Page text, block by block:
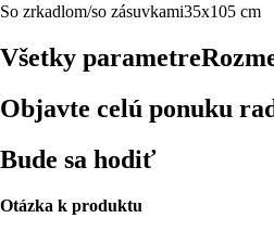
So zrkadlom/so zásuvkami35x105 cm
Všetky parametre
Objavte celú ponuku
Bude sa hodiť
Otázka k produktu